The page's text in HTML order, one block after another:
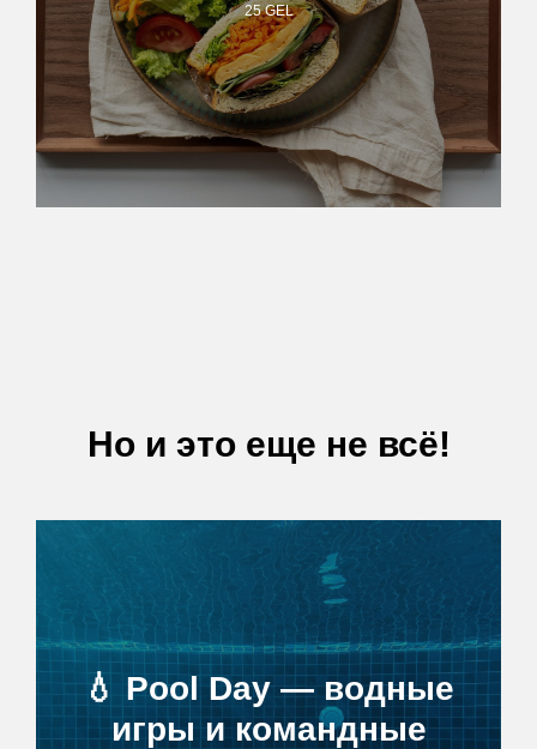
25 GEL
Но и это еще не всё!
💧 Pool Day — водные
игры и командные